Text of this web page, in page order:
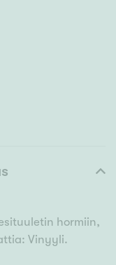
hormiin,
Vinyyli.